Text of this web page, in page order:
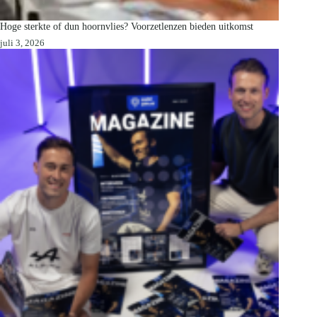
Hoge sterkte of dun hoornvlies? Voorzetlenzen bieden uitkomst
juli 3, 2026